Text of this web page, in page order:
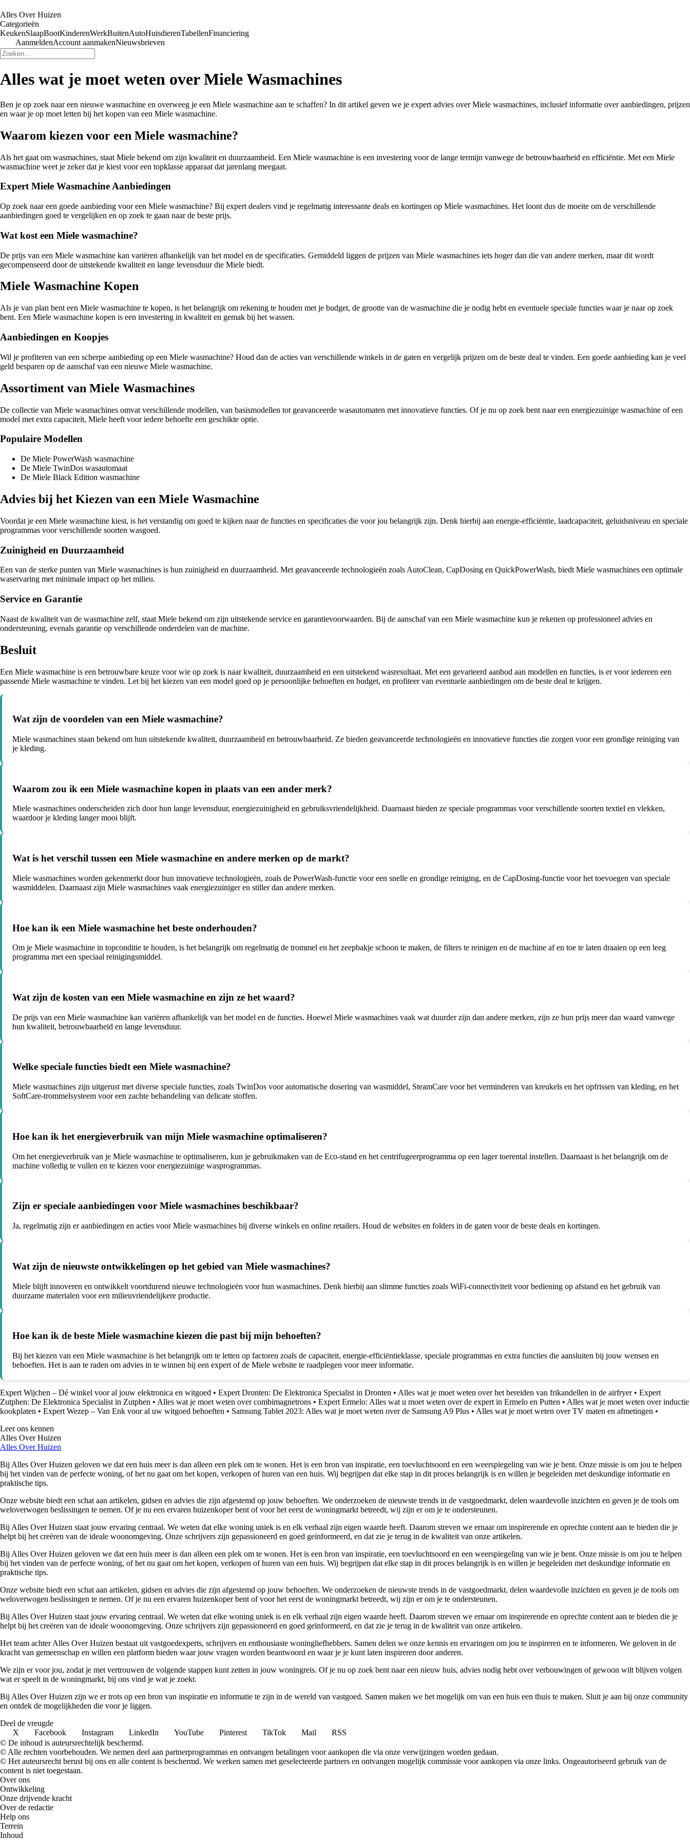
Alles Over Huizen
Categorieën
KeukenSlaapBootKinderenWerkBuitenAutoHuisdierenTabellenFinanciering
AanmeldenAccount aanmakenNieuwsbrieven
Alles wat je moet weten over Miele Wasmachines
Ben je op zoek naar een nieuwe wasmachine en overweeg je een Miele wasmachine aan te schaffen? In dit artikel geven we je expert advies over Miele wasmachines, inclusief informatie over aanbiedingen, prijzen
en waar je op moet letten bij het kopen van een Miele wasmachine.
Waarom kiezen voor een Miele wasmachine?
Als het gaat om wasmachines, staat Miele bekend om zijn kwaliteit en duurzaamheid. Een Miele wasmachine is een investering voor de lange termijn vanwege de betrouwbaarheid en efficiëntie. Met een Miele
wasmachine weet je zeker dat je kiest voor een topklasse apparaat dat jarenlang meegaat.
Expert Miele Wasmachine Aanbiedingen
Op zoek naar een goede aanbieding voor een Miele wasmachine? Bij expert dealers vind je regelmatig interessante deals en kortingen op Miele wasmachines. Het loont dus de moeite om de verschillende
aanbiedingen goed te vergelijken en op zoek te gaan naar de beste prijs.
Wat kost een Miele wasmachine?
De prijs van een Miele wasmachine kan variëren afhankelijk van het model en de specificaties. Gemiddeld liggen de prijzen van Miele wasmachines iets hoger dan die van andere merken, maar dit wordt
gecompenseerd door de uitstekende kwaliteit en lange levensduur die Miele biedt.
Miele Wasmachine Kopen
Als je van plan bent een Miele wasmachine te kopen, is het belangrijk om rekening te houden met je budget, de grootte van de wasmachine die je nodig hebt en eventuele speciale functies waar je naar op zoek
bent. Een Miele wasmachine kopen is een investering in kwaliteit en gemak bij het wassen.
Aanbiedingen en Koopjes
Wil je profiteren van een scherpe aanbieding op een Miele wasmachine? Houd dan de acties van verschillende winkels in de gaten en vergelijk prijzen om de beste deal te vinden. Een goede aanbieding kan je veel
geld besparen op de aanschaf van een nieuwe Miele wasmachine.
Assortiment van Miele Wasmachines
De collectie van Miele wasmachines omvat verschillende modellen, van basismodellen tot geavanceerde wasautomaten met innovatieve functies. Of je nu op zoek bent naar een energiezuinige wasmachine of een
model met extra capaciteit, Miele heeft voor iedere behoefte een geschikte optie.
Populaire Modellen
De Miele PowerWash wasmachine
De Miele TwinDos wasautomaat
De Miele Black Edition wasmachine
Advies bij het Kiezen van een Miele Wasmachine
Voordat je een Miele wasmachine kiest, is het verstandig om goed te kijken naar de functies en specificaties die voor jou belangrijk zijn. Denk hierbij aan energie-efficiëntie, laadcapaciteit, geluidsniveau en speciale
programmas voor verschillende soorten wasgoed.
Zuinigheid en Duurzaamheid
Een van de sterke punten van Miele wasmachines is hun zuinigheid en duurzaamheid. Met geavanceerde technologieën zoals AutoClean, CapDosing en QuickPowerWash, biedt Miele wasmachines een optimale
waservaring met minimale impact op het milieu.
Service en Garantie
Naast de kwaliteit van de wasmachine zelf, staat Miele bekend om zijn uitstekende service en garantievoorwaarden. Bij de aanschaf van een Miele wasmachine kun je rekenen op professioneel advies en
ondersteuning, evenals garantie op verschillende onderdelen van de machine.
Besluit
Een Miele wasmachine is een betrouwbare keuze voor wie op zoek is naar kwaliteit, duurzaamheid en een uitstekend wasresultaat. Met een gevarieerd aanbod aan modellen en functies, is er voor iedereen een
passende Miele wasmachine te vinden. Let bij het kiezen van een model goed op je persoonlijke behoeften en budget, en profiteer van eventuele aanbiedingen om de beste deal te krijgen.
Wat zijn de voordelen van een Miele wasmachine?
Miele wasmachines staan bekend om hun uitstekende kwaliteit, duurzaamheid en betrouwbaarheid. Ze bieden geavanceerde technologieën en innovatieve functies die zorgen voor een grondige reiniging van
je kleding.
Waarom zou ik een Miele wasmachine kopen in plaats van een ander merk?
Miele wasmachines onderscheiden zich door hun lange levensduur, energiezuinigheid en gebruiksvriendelijkheid. Daarnaast bieden ze speciale programmas voor verschillende soorten textiel en vlekken,
waardoor je kleding langer mooi blijft.
Wat is het verschil tussen een Miele wasmachine en andere merken op de markt?
Miele wasmachines worden gekenmerkt door hun innovatieve technologieën, zoals de PowerWash-functie voor een snelle en grondige reiniging, en de CapDosing-functie voor het toevoegen van speciale
wasmiddelen. Daarnaast zijn Miele wasmachines vaak energiezuiniger en stiller dan andere merken.
Hoe kan ik een Miele wasmachine het beste onderhouden?
Om je Miele wasmachine in topconditie te houden, is het belangrijk om regelmatig de trommel en het zeepbakje schoon te maken, de filters te reinigen en de machine af en toe te laten draaien op een leeg
programma met een speciaal reinigingsmiddel.
Wat zijn de kosten van een Miele wasmachine en zijn ze het waard?
De prijs van een Miele wasmachine kan variëren afhankelijk van het model en de functies. Hoewel Miele wasmachines vaak wat duurder zijn dan andere merken, zijn ze hun prijs meer dan waard vanwege
hun kwaliteit, betrouwbaarheid en lange levensduur.
Welke speciale functies biedt een Miele wasmachine?
Miele wasmachines zijn uitgerust met diverse speciale functies, zoals TwinDos voor automatische dosering van wasmiddel, SteamCare voor het verminderen van kreukels en het opfrissen van kleding, en het
SoftCare-trommelsysteem voor een zachte behandeling van delicate stoffen.
Hoe kan ik het energieverbruik van mijn Miele wasmachine optimaliseren?
Om het energieverbruik van je Miele wasmachine te optimaliseren, kun je gebruikmaken van de Eco-stand en het centrifugeerprogramma op een lager toerental instellen. Daarnaast is het belangrijk om de
machine volledig te vullen en te kiezen voor energiezuinige wasprogrammas.
Zijn er speciale aanbiedingen voor Miele wasmachines beschikbaar?
Ja, regelmatig zijn er aanbiedingen en acties voor Miele wasmachines bij diverse winkels en online retailers. Houd de websites en folders in de gaten voor de beste deals en kortingen.
Wat zijn de nieuwste ontwikkelingen op het gebied van Miele wasmachines?
Miele blijft innoveren en ontwikkelt voortdurend nieuwe technologieën voor hun wasmachines. Denk hierbij aan slimme functies zoals WiFi-connectiviteit voor bediening op afstand en het gebruik van
duurzame materialen voor een milieuvriendelijkere productie.
Hoe kan ik de beste Miele wasmachine kiezen die past bij mijn behoeften?
Bij het kiezen van een Miele wasmachine is het belangrijk om te letten op factoren zoals de capaciteit, energie-efficiëntieklasse, speciale programmas en extra functies die aansluiten bij jouw wensen en
behoeften. Het is aan te raden om advies in te winnen bij een expert of de Miele website te raadplegen voor meer informatie.
Expert Wijchen – Dé winkel voor al jouw elektronica en witgoed • Expert Dronten: De Elektronica Specialist in Dronten • Alles wat je moet weten over het bereiden van frikandellen in de airfryer• Expert
Zutphen: De Elektronica Specialist in Zutphen • Alles wat je moet weten over combimagnetrons • Expert Ermelo: Alles wat u moet weten over de expert in Ermelo en Putten • Alles wat je moet weten over inductie
kookplaten • Expert Wezep – Van Enk voor al uw witgoed behoeften • Samsung Tablet 2023: Alles wat je moet weten over de Samsung A9 Plus • Alles wat je moet weten over TV maten en afmetingen •
Leer ons kennen
Alles Over Huizen
Alles Over Huizen
Bij Alles Over Huizen geloven we dat een huis meer is dan alleen een plek om te wonen. Het is een bron van inspiratie, een toevluchtsoord en een weerspiegeling van wie je bent. Onze missie is om jou te helpen
bij het vinden van de perfecte woning, of het nu gaat om het kopen, verkopen of huren van een huis. Wij begrijpen dat elke stap in dit proces belangrijk is en willen je begeleiden met deskundige informatie en
praktische tips.
Onze website biedt een schat aan artikelen, gidsen en advies die zijn afgestemd op jouw behoeften. We onderzoeken de nieuwste trends in de vastgoedmarkt, delen waardevolle inzichten en geven je de tools om
weloverwogen beslissingen te nemen. Of je nu een ervaren huizenkoper bent of voor het eerst de woningmarkt betreedt, wij zijn er om je te ondersteunen.
Bij Alles Over Huizen staat jouw ervaring centraal. We weten dat elke woning uniek is en elk verhaal zijn eigen waarde heeft. Daarom streven we ernaar om inspirerende en oprechte content aan te bieden die je
helpt bij het creëren van de ideale woonomgeving. Onze schrijvers zijn gepassioneerd en goed geïnformeerd, en dat zie je terug in de kwaliteit van onze artikelen.
Bij Alles Over Huizen geloven we dat een huis meer is dan alleen een plek om te wonen. Het is een bron van inspiratie, een toevluchtsoord en een weerspiegeling van wie je bent. Onze missie is om jou te helpen
bij het vinden van de perfecte woning, of het nu gaat om het kopen, verkopen of huren van een huis. Wij begrijpen dat elke stap in dit proces belangrijk is en willen je begeleiden met deskundige informatie en
praktische tips.
Onze website biedt een schat aan artikelen, gidsen en advies die zijn afgestemd op jouw behoeften. We onderzoeken de nieuwste trends in de vastgoedmarkt, delen waardevolle inzichten en geven je de tools om
weloverwogen beslissingen te nemen. Of je nu een ervaren huizenkoper bent of voor het eerst de woningmarkt betreedt, wij zijn er om je te ondersteunen.
Bij Alles Over Huizen staat jouw ervaring centraal. We weten dat elke woning uniek is en elk verhaal zijn eigen waarde heeft. Daarom streven we ernaar om inspirerende en oprechte content aan te bieden die je
helpt bij het creëren van de ideale woonomgeving. Onze schrijvers zijn gepassioneerd en goed geïnformeerd, en dat zie je terug in de kwaliteit van onze artikelen.
Het team achter Alles Over Huizen bestaat uit vastgoedexperts, schrijvers en enthousiaste woningliefhebbers. Samen delen we onze kennis en ervaringen om jou te inspireren en te informeren. We geloven in de
kracht van gemeenschap en willen een platform bieden waar jouw vragen worden beantwoord en waar je je kunt laten inspireren door anderen.
We zijn er voor jou, zodat je met vertrouwen de volgende stappen kunt zetten in jouw woningreis. Of je nu op zoek bent naar een nieuw huis, advies nodig hebt over verbouwingen of gewoon wilt blijven volgen
wat er speelt in de woningmarkt, bij ons vind je wat je zoekt.
Bij Alles Over Huizen zijn we er trots op een bron van inspiratie en informatie te zijn in de wereld van vastgoed. Samen maken we het mogelijk om van een huis een thuis te maken. Sluit je aan bij onze community
en ontdek de mogelijkheden die voor je liggen.
Deel de vreugde
X
Facebook Instagram LinkedIn YouTube Pinterest TikTok Mail
RSS
© De inhoud is auteursrechtelijk beschermd.
© Alle rechten voorbehouden. We nemen deel aan partnerprogrammas en ontvangen betalingen voor aankopen die via onze verwijzingen worden gedaan.
© Het auteursrecht berust bij ons en alle content is beschermd. We werken samen met geselecteerde partners en ontvangen mogelijk commissie voor aankopen via onze links. Ongeautoriseerd gebruik van de
content is niet toegestaan.
Over ons
Ontwikkeling
Onze drijvende kracht
Over de redactie
Help ons
Terrein
Inhoud